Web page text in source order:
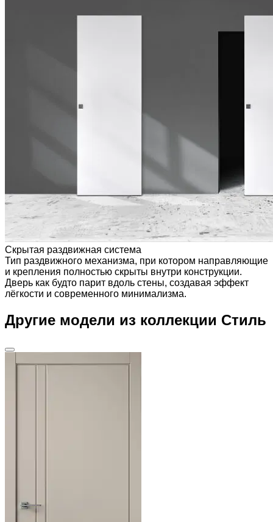
Скрытая раздвижная система
Тип раздвижного механизма, при котором направляющие
и крепления полностью скрыты внутри конструкции.
Дверь как будто парит вдоль стены, создавая эффект
лёгкости и современного минимализма.
Другие модели из коллекции Стиль